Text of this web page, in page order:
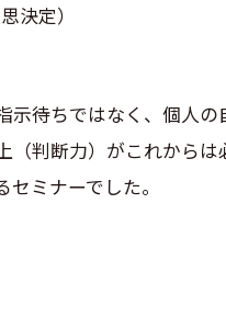
決定）
示待ちではなく、個人
（判断力）がこれからは
セミナーでした。